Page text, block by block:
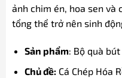
ảnh chim én, hoa sen
tổng thể trở nên sinh
Sản phẩm: Bộ quà bút
Chủ đề: Cá Chép Hóa